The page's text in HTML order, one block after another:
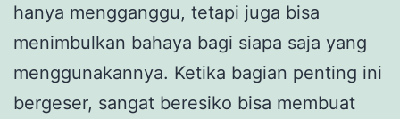
hanya mengganggu, tetapi juga bisa
menimbulkan bahaya bagi siapa saja yang
menggunakannya. Ketika bagian penting ini
bergeser, sangat beresiko bisa membuat